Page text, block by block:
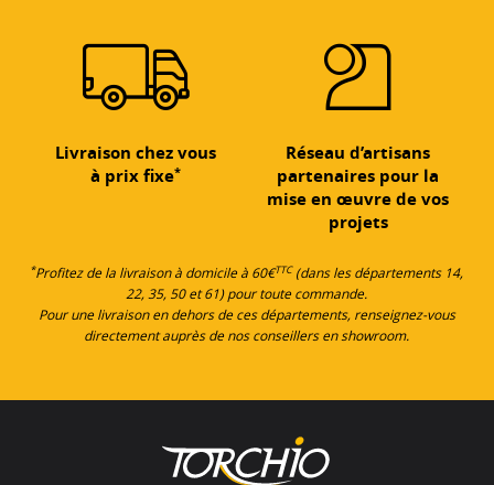
Livraison chez vous
à prix fixe*
Réseau d’artisans
partenaires pour la
mise en œuvre de vos
projets
*Profitez de la livraison à domicile à 60€TTC(dans les départements 14,
22, 35, 50 et 61) pour toute commande.
Pour une livraison en dehors de ces départements, renseignez-vous
directement auprès de nos conseillers en showroom.